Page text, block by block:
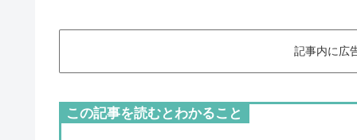
記事内に広
この記事を読むとわかること